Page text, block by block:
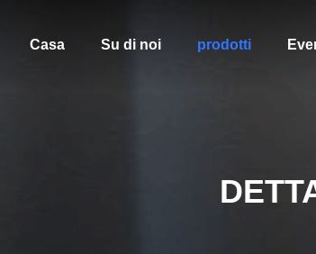
Casa Su di noi prodotti